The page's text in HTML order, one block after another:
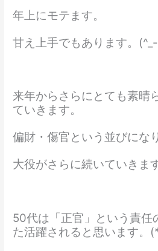
年上にモテます。
甘え上手でもあります。
来年からさらにとても素晴
ていきます。
偏財・傷官という並びにな
大役がさらに続いていきます
50代は「正官」という責任
た活躍されると思います。